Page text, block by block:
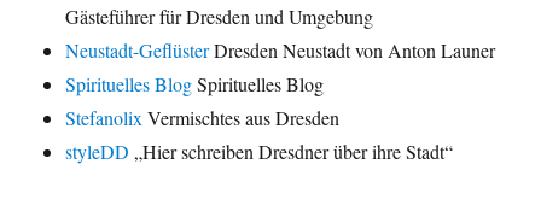
Gästeführer für Dresden und Umgebung
Neustadt-GeflüsterDresden Neustadt von Anton Launer
Spirituelles BlogSpirituelles Blog
Stefanolix Vermischtes aus Dresden
styleDD „Hier schreiben Dresdner über ihre Stadt“